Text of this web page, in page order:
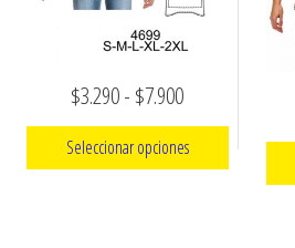
$3.290- $7.900Rango
de
precios:
Seleccionar opciones